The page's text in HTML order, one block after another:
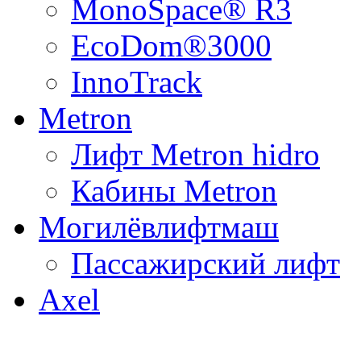
MonoSpace® R3
EcoDom®3000
InnoTrack
Metron
Лифт Metron hidro
Кабины Metron
Могилёвлифтмаш
Пассажирский лифт
Axel